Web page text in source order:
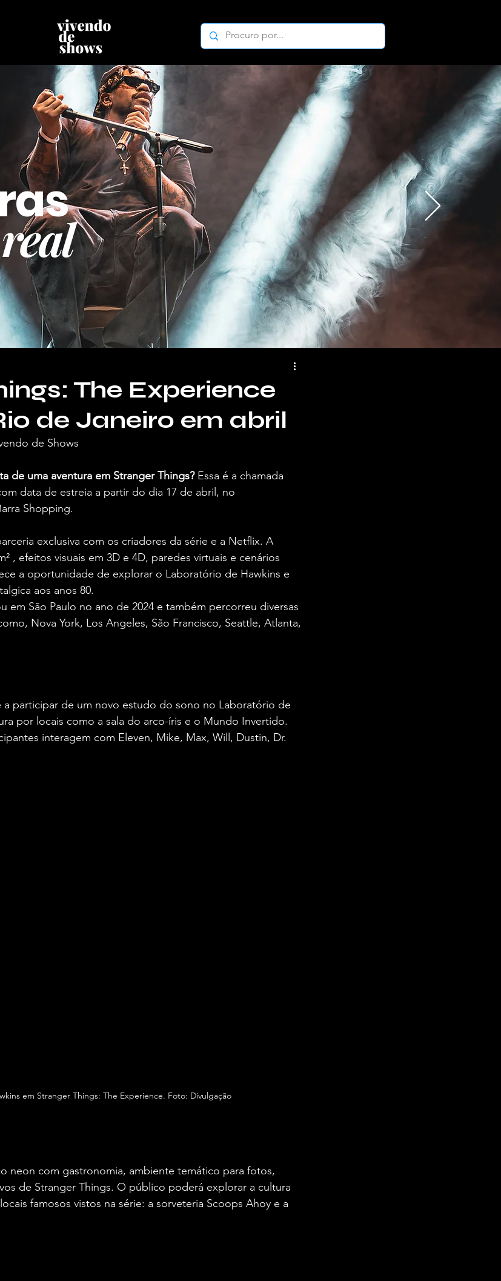
The Experience
de Janeiro em abril
de Shows
de uma aventura em Stranger Things? Essa é a chamada
data de estreia a partir do dia 17 de abril, no
Shopping.
exclusiva com os criadores da série e a Netflix. A
, efeitos visuais em 3D e 4D, paredes virtuais e cenários
a oportunidade de explorar o Laboratório de Hawkins e
aos anos 80.
em São Paulo no ano de 2024 e também percorreu diversas
Nova York, Los Angeles, São Francisco, Seattle, Atlanta,
a participar de um novo estudo do sono no Laboratório de
por locais como a sala do arco-íris e o Mundo Invertido.
interagem com Eleven, Mike, Max, Will, Dustin, Dr.
em Stranger Things: The Experience. Foto: Divulgação
neon com gastronomia, ambiente temático para fotos,
de Stranger Things. O público poderá explorar a cultura
famosos vistos na série: a sorveteria Scoops Ahoy e a